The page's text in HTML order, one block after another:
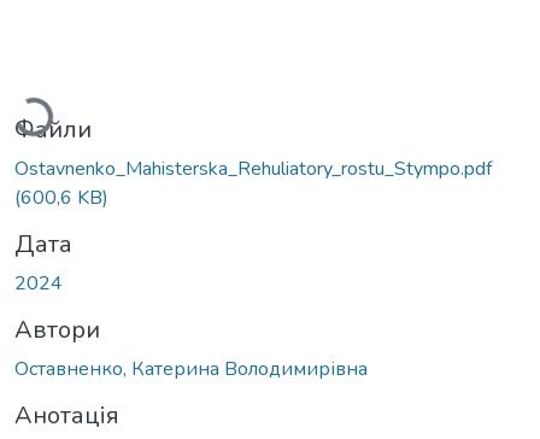
Вантажиться...
Файли
Ostavnenko_Mahisterska_Rehuliatory_rostu_Stympo.pdf
(600,6 KB)
Дата
2024
Автори
Оставненко, Катерина Володимирівна
Анотація